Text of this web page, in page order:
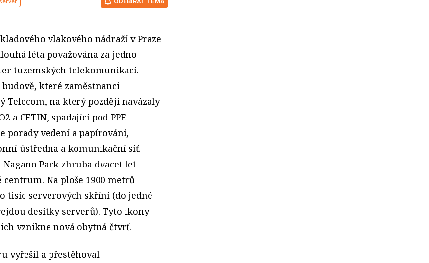
vlakového nádraží v Praze
léta považována za jedno
tuzemských telekomunikací.
které zaměstnanci
Telecom, na který později navázaly
a CETIN, spadající pod PPF.
porady vedení a papírování,
ústředna a komunikační síť.
Park zhruba dvacet let
Na ploše 1900 metrů
tisíc serverových skříní (do jedné
desítky serverů). Tyto ikony
vznikne nová obytná čtvrť.
vyřešil a přestěhoval